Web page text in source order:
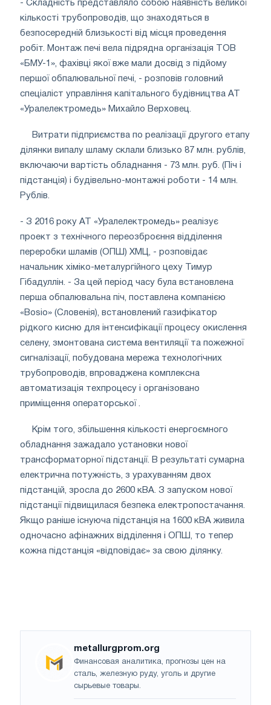
- Складність представляло собою наявність великої
кількості трубопроводів, що знаходяться в
безпосередній близькості від місця проведення
робіт. Монтаж печі вела підрядна організація ТОВ
«БМУ-1», фахівці якої вже мали досвід з підйому
першої обпалювальної печі, - розповів головний
спеціаліст управління капітального будівництва АТ
«Уралелектромедь» Михайло Верховец.
Витрати підприємства по реалізації другого етапу
ділянки випалу шламу склали близько 87 млн. рублів,
включаючи вартість обладнання - 73 млн. руб. (Піч і
підстанція) і будівельно-монтажні роботи - 14 млн.
Рублів.
- З 2016 року АТ «Уралелектромедь» реалізує
проект з технічного переозброєння відділення
переробки шламів (ОПШ) ХМЦ, - розповідає
начальник хіміко-металургійного цеху Тимур
Гібадуллін. - За цей період часу була встановлена ​​
перша обпалювальна піч, поставлена ​​компанією
«Bosio» (Словенія), встановлений газифікатор
рідкого кисню для інтенсифікації процесу окислення
селену, змонтована система вентиляції та пожежної
сигналізації, побудована мережа технологічних
трубопроводів, впроваджена комплексна
автоматизація техпроцесу і організовано
приміщення операторської .
Крім того, збільшення кількості енергоємного
обладнання зажадало установки нової
трансформаторної підстанції. В результаті сумарна
електрична потужність, з урахуванням двох
підстанцій, зросла до 2600 кВА. З запуском нової
підстанції підвищилася безпека електропостачання.
Якщо раніше існуюча підстанція на 1600 кВА живила
одночасно афінажних відділення і ОПШ, то тепер
кожна підстанція «відповідає» за свою ділянку.
metallurgprom.org
Финансовая аналитика, прогнозы цен на
сталь, железную руду, уголь и другие
сырьевые товары.